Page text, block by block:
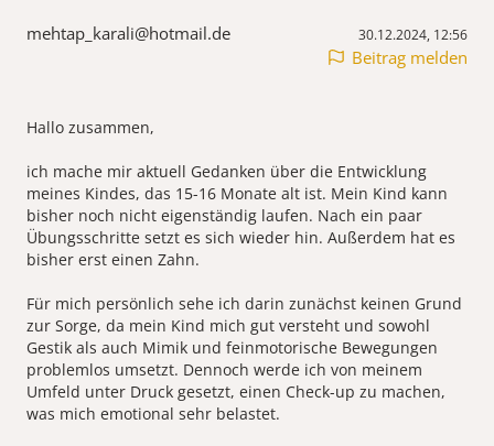
mehtap_karali@hotmail.de 30.12.2024, 12:56
Beitrag melden
Hallo zusammen,
ich mache mir aktuell Gedanken über die Entwicklung
meines Kindes, das 15-16 Monate alt ist. Mein Kind kann
bisher noch nicht eigenständig laufen. Nach ein paar
Übungsschritte setzt es sich wieder hin. Außerdem hat es
bisher erst einen Zahn.
Für mich persönlich sehe ich darin zunächst keinen Grund
zur Sorge, da mein Kind mich gut versteht und sowohl
Gestik als auch Mimik und feinmotorische Bewegungen
problemlos umsetzt. Dennoch werde ich von meinem
Umfeld unter Druck gesetzt, einen Check-up zu machen,
was mich emotional sehr belastet.